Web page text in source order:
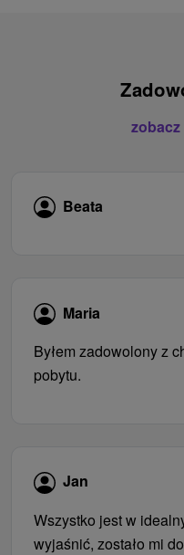
Beata
Maria
Byłem zadowolony z
pobytu.
Jan
Wszystko jest w
wyjaśnić, zostało mi